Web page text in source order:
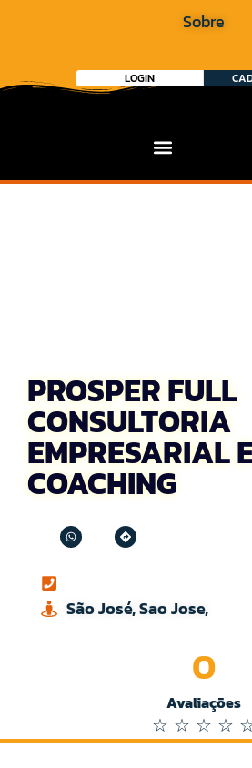
Sobre
LOGIN
PROSPER FULL
CONSULTORIA
EMPRESARIAL
COACHING
São José, Sao Jose,
Avaliações
0
☆ ☆ ☆ ☆